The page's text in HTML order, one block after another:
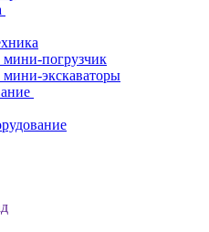
погрузчик
экскаваторы